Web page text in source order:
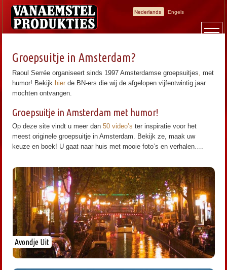
Nederlands Engels
Groepsuitje in Amsterdam?
Raoul Serrée organiseert sinds 1997 Amsterdamse groepsuitjes met
humor! Bekijk hier de BN-ers die wij de afgelopen vijfentwintig jaar
mochten ontvangen.
Groepsuitje in Amsterdam met humor!
Op deze site vindt u meer dan50 video’s ter inspiratie voor het
meest originele groepsuitje in Amsterdam. Bekijk ze, maak uw
keuze en boek! U gaat naar huis met mooie foto’s en verhalen….
Avondje Uit